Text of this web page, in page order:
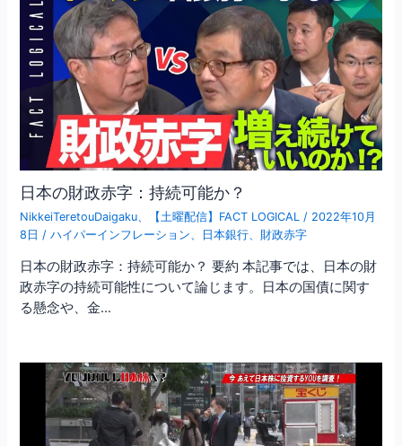
日本の財政赤字：持続可能か？
NikkeiTeretouDaigaku 【土曜配信】FACT LOGICAL / 2022年10月
8日 /ハイパーインフレーション 日本銀行 財政赤字
日本の財政赤字：持続可能か？ 要約 本記事では、日本の財
政赤字の持続可能性について論じます。日本の国債に関す
る懸念や、金…